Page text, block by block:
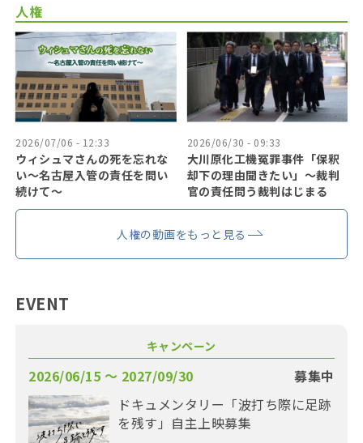
人権
2026/07/06 - 12:33
ウィシュマさんの死を忘れな
い〜名古屋入管の責任を問い
続けて〜
2026/06/30 - 09:33
大川原化工機冤罪事件「保釈
却下の理由聞きたい」〜裁判
官の責任問う裁判はじまる
人権の動画をもっと見る
EVENT
キャンペーン
2026/06/15 〜 2027/09/30
募集中
ドキュメンタリー「波打ち際に足跡
を残す」自主上映募集